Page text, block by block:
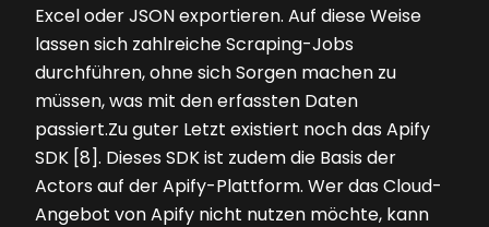
Excel oder JSON exportieren. Auf diese Weise
lassen sich zahlreiche Scraping-Jobs
durchführen, ohne sich Sorgen machen zu
müssen, was mit den erfassten Daten
passiert.Zu guter Letzt existiert noch das Apify
SDK [8]. Dieses SDK ist zudem die Basis der
Actors auf der Apify-Plattform. Wer das Cloud-
Angebot von Apify nicht nutzen möchte, kann